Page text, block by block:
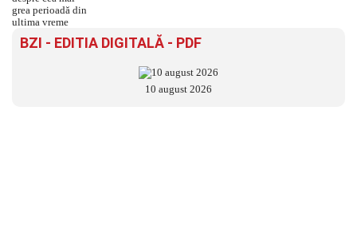
BZI - EDITIA DIGITALĂ - PDF
10 august 2026